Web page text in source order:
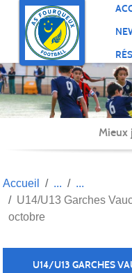
Mieux
Accueil
U14/U13 Garches
octobre
U14/U13 GARCHES
Panneau de gestion des